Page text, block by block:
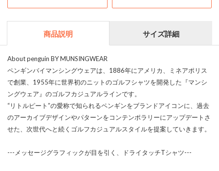
商品説明 サイズ詳細
About penguin BY MUNSINGWEAR
ペンギンバイマンシングウェアは、1886年にアメリカ、ミネアポリス
で創業、1955年に世界初のニットのゴルフシャツを開発した『マンシ
ングウェア』のゴルフカジュアルラインです。
“リトルピート”の愛称で知られるペンギンをブランドアイコンに、過去
のアーカイブデザインやパターンをコンテンポラリーにアップデートさ
せた、次世代へと続くゴルフカジュアルスタイルを提案していきます。
---メッセージグラフィックが目を引く、ドライタッチTシャツ---